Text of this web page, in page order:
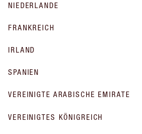
NIEDERLANDE
FRANKREICH
IRLAND
SPANIEN
VEREINIGTE ARABISCHE EMIRATE
VEREINIGTES KÖNIGREICH